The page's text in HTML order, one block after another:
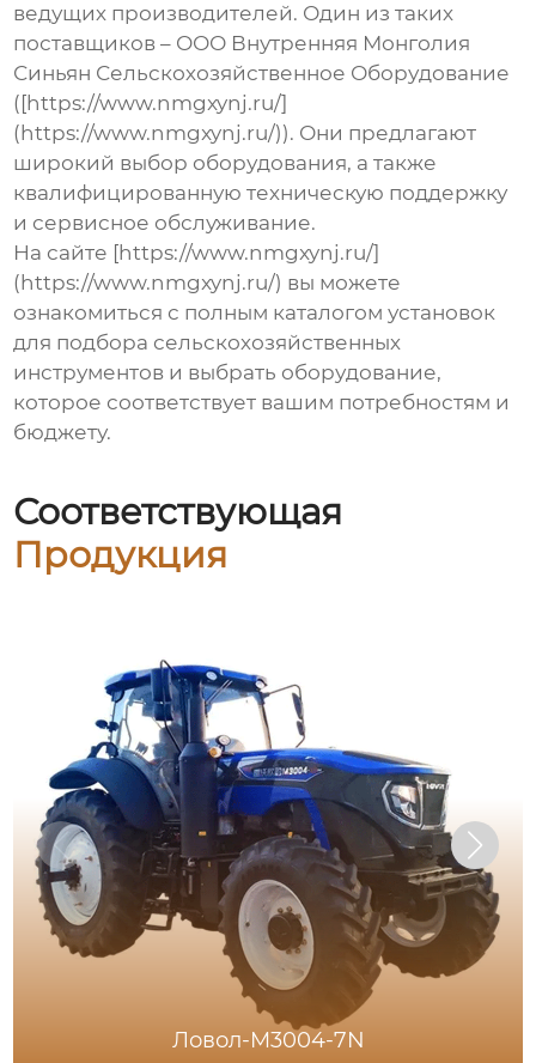
ведущих производителей. Один из таких
поставщиков – ООО Внутренняя Монголия
Синьян Сельскохозяйственное Оборудование
([https://www.nmgxynj.ru/]
(https://www.nmgxynj.ru/)). Они предлагают
широкий выбор оборудования, а также
квалифицированную техническую поддержку
и сервисное обслуживание.
На сайте [https://www.nmgxynj.ru/]
(https://www.nmgxynj.ru/) вы можете
ознакомиться с полным каталогомустановок
для подбора сельскохозяйственных
инструментов и выбрать оборудование,
которое соответствует вашим потребностям и
бюджету.
Соответствующая
Продукция
Ловол-M3004-7N